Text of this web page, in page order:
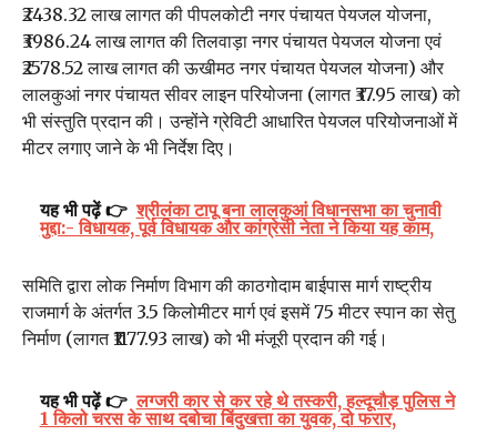
₹2438.32 लाख लागत की पीपलकोटी नगर पंचायत पेयजल योजना,
₹3986.24 लाख लागत की तिलवाड़ा नगर पंचायत पेयजल योजना एवं
₹2578.52 लाख लागत की ऊखीमठ नगर पंचायत पेयजल योजना) और
लालकुआं नगर पंचायत सीवर लाइन परियोजना (लागत ₹37.95 लाख) को
भी संस्तुति प्रदान की। उन्होंने ग्रेविटी आधारित पेयजल परियोजनाओं में
मीटर लगाए जाने के भी निर्देश दिए।
यह भी पढ़ें 👉 श्रीलंका टापू बना लालकुआं विधानसभा का चुनावी
मुद्दा:- विधायक, पूर्व विधायक और कांग्रेसी नेता ने किया यह काम,
समिति द्वारा लोक निर्माण विभाग की काठगोदाम बाईपास मार्ग राष्ट्रीय
राजमार्ग के अंतर्गत 3.5 किलोमीटर मार्ग एवं इसमें 75 मीटर स्पान का सेतु
निर्माण (लागत ₹1177.93 लाख) को भी मंजूरी प्रदान की गई।
यह भी पढ़ें 👉 लग्जरी कार से कर रहे थे तस्करी, हल्दूचौड़ पुलिस ने
1 किलो चरस के साथ दबोचा बिंदुखत्ता का युवक, दो फरार,